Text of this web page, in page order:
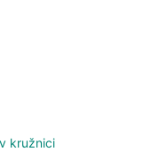
kružnici